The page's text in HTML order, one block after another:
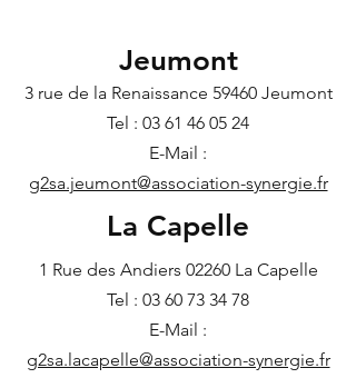
Jeumont
3 rue de la Renaissance 59460 Jeumont
Tel : 03 61 46 05 24
E-Mail :
g2sa.jeumont@association-synergie.fr
La Capelle
1 Rue des Andiers 02260 La Capelle
Tel : 03 60 73 34 78
E-Mail :
g2sa.lacapelle@association-synergie.fr